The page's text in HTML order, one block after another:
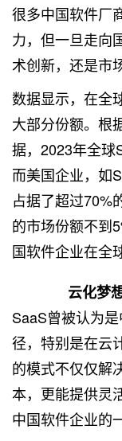
很多中国软件厂
力，但一旦走向
术创新，还是市
数据显示，在全
大部分份额。根
据，2023年全球
而美国企业，如
占据了超过70%
的市场份额不到
国软件企业在全
云化梦
SaaS曾被认为
径，特别是在云
的模式不仅仅解
本，更能提供灵
中国软件企业的